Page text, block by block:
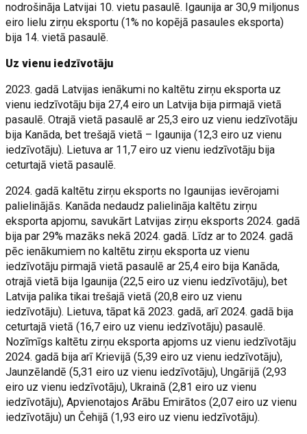
nodrošināja Latvijai 10. vietu pasaulē. Igaunija ar 30,9 miljonus
eiro lielu zirņu eksportu (1% no kopējā pasaules eksporta)
bija 14. vietā pasaulē.
Uz vienu iedzīvotāju
2023. gadā Latvijas ienākumi no kaltētu zirņu eksporta uz
vienu iedzīvotāju bija 27,4 eiro un Latvija bija pirmajā vietā
pasaulē. Otrajā vietā pasaulē ar 25,3 eiro uz vienu iedzīvotāju
bija Kanāda, bet trešajā vietā – Igaunija (12,3 eiro uz vienu
iedzīvotāju). Lietuva ar 11,7 eiro uz vienu iedzīvotāju bija
ceturtajā vietā pasaulē.
2024. gadā kaltētu zirņu eksports no Igaunijas ievērojami
palielinājās. Kanāda nedaudz palielināja kaltētu zirņu
eksporta apjomu, savukārt Latvijas zirņu eksports 2024. gadā
bija par 29% mazāks nekā 2024. gadā. Līdz ar to 2024. gadā
pēc ienākumiem no kaltētu zirņu eksporta uz vienu
iedzīvotāju pirmajā vietā pasaulē ar 25,4 eiro bija Kanāda,
otrajā vietā bija Igaunija (22,5 eiro uz vienu iedzīvotāju), bet
Latvija palika tikai trešajā vietā (20,8 eiro uz vienu
iedzīvotāju). Lietuva, tāpat kā 2023. gadā, arī 2024. gadā bija
ceturtajā vietā (16,7 eiro uz vienu iedzīvotāju) pasaulē.
Nozīmīgs kaltētu zirņu eksporta apjoms uz vienu iedzīvotāju
2024. gadā bija arī Krievijā (5,39 eiro uz vienu iedzīvotāju),
Jaunzēlandē (5,31 eiro uz vienu iedzīvotāju), Ungārijā (2,93
eiro uz vienu iedzīvotāju), Ukrainā (2,81 eiro uz vienu
iedzīvotāju), Apvienotajos Arābu Emirātos (2,07 eiro uz vienu
iedzīvotāju) un Čehijā (1,93 eiro uz vienu iedzīvotāju).